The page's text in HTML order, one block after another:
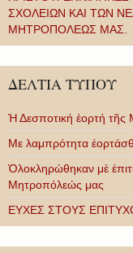
ΣΧΟΛΕΙΩΝ ΚΑΙ ΤΩΝ
ΜΗΤΡΟΠΟΛΕΩΣ ΜΑΣ.
ΔΕΛΤΙΑ ΤΥΠΟΥ
Ἡ Δεσποτική ἑορτή
Με λαμπρότητα
Ὁλοκληρώθηκαν μὲ
Μητροπόλεώς μας
ΕΥΧΕΣ ΣΤΟΥΣ